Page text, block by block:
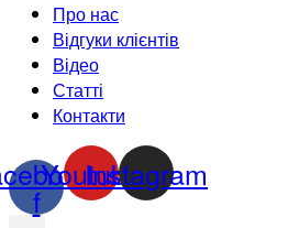
Про нас
Відгуки клієнтів
Відео
Статті
Контакти
f
Youtube
Instagram